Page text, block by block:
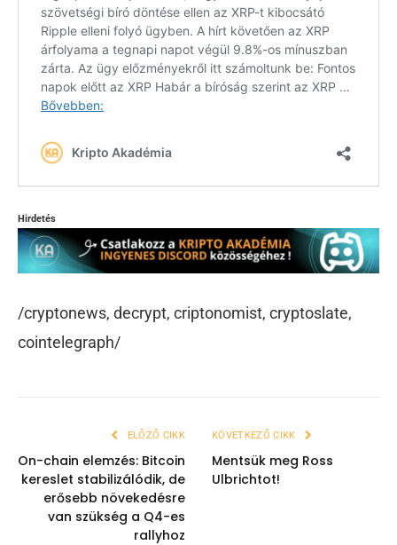
Hirdetés
/cryptonews, decrypt, criptonomist, cryptoslate,
cointelegraph/
ELŐZŐ CIKK
On-chain elemzés: Bitcoin
kereslet stabilizálódik, de
erősebb növekedésre
van szükség a Q4-es
rallyhoz
KÖVETKEZŐ CIKK
Mentsük meg Ross
Ulbrichtot!